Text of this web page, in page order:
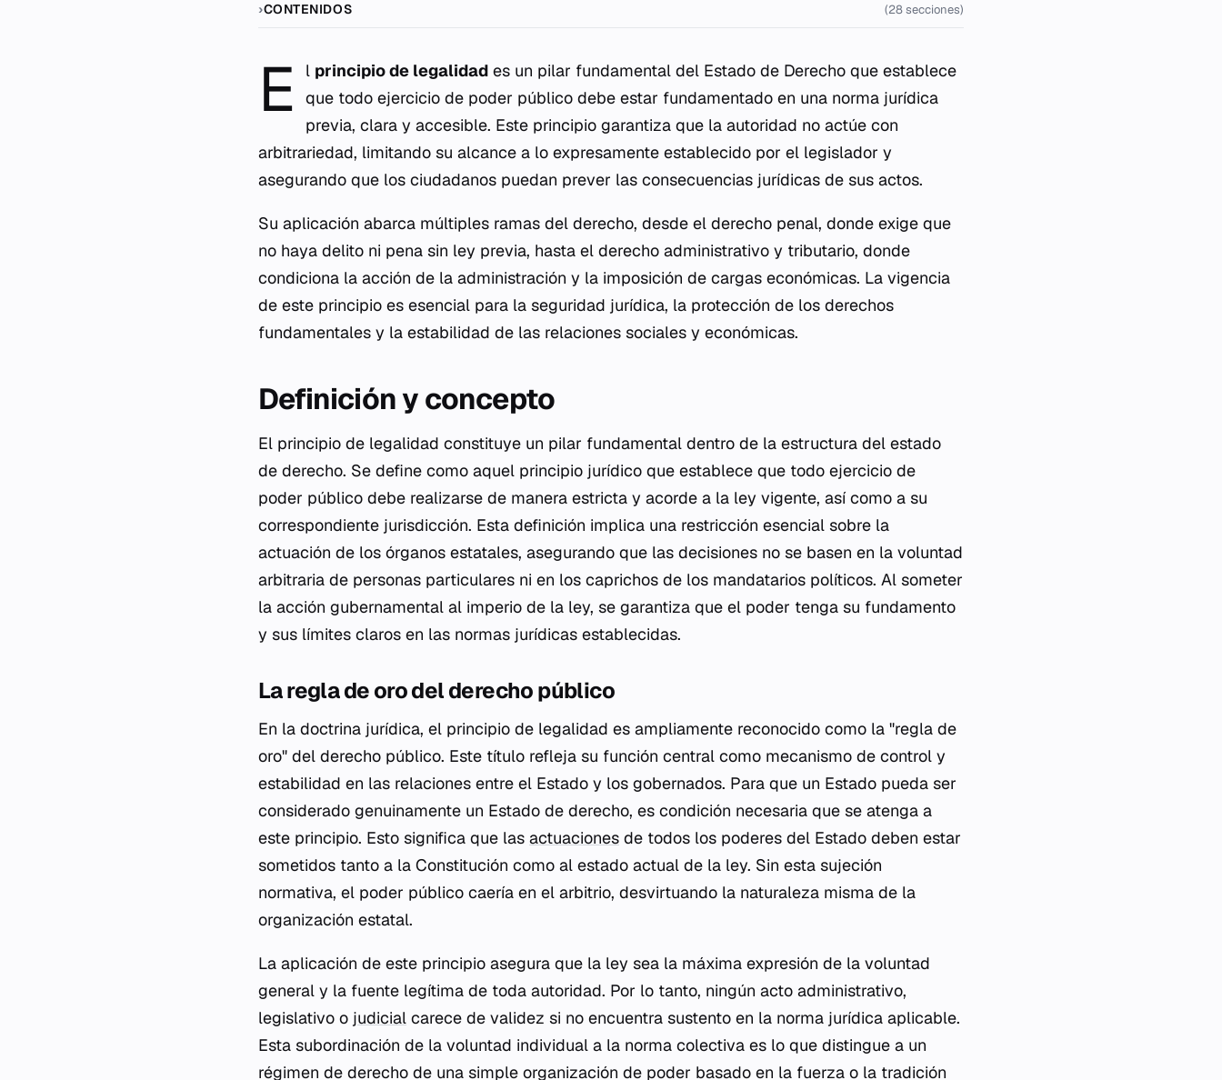
CONTENIDOS (28 secciones)
E l principio de legalidad es un pilar fundamental del Estado de Derecho que establece
que todo ejercicio de poder público debe estar fundamentado en una norma jurídica
previa, clara y accesible. Este principio garantiza que la autoridad no actúe con
arbitrariedad, limitando su alcance a lo expresamente establecido por el legislador y
asegurando que los ciudadanos puedan prever las consecuencias jurídicas de sus actos.
Su aplicación abarca múltiples ramas del derecho, desde el derecho penal, donde exige que
no haya delito ni pena sin ley previa, hasta el derecho administrativo y tributario, donde
condiciona la acción de la administración y la imposición de cargas económicas. La vigencia
de este principio es esencial para la seguridad jurídica, la protección de los derechos
fundamentales y la estabilidad de las relaciones sociales y económicas.
Definición y concepto
El principio de legalidad constituye un pilar fundamental dentro de la estructura del estado
de derecho. Se define como aquel principio jurídico que establece que todo ejercicio de
poder público debe realizarse de manera estricta y acorde a la ley vigente, así como a su
correspondiente jurisdicción. Esta definición implica una restricción esencial sobre la
actuación de los órganos estatales, asegurando que las decisiones no se basen en la voluntad
arbitraria de personas particulares ni en los caprichos de los mandatarios políticos. Al someter
la acción gubernamental al imperio de la ley, se garantiza que el poder tenga su fundamento
y sus límites claros en las normas jurídicas establecidas.
La regla de oro del derecho público
En la doctrina jurídica, el principio de legalidad es ampliamente reconocido como la "regla de
oro" del derecho público. Este título refleja su función central como mecanismo de control y
estabilidad en las relaciones entre el Estado y los gobernados. Para que un Estado pueda ser
considerado genuinamente un Estado de derecho, es condición necesaria que se atenga a
este principio. Esto significa que las actuaciones de todos los poderes del Estado deben estar
sometidos tanto a la Constitución como al estado actual de la ley. Sin esta sujeción
normativa, el poder público caería en el arbitrio, desvirtuando la naturaleza misma de la
organización estatal.
La aplicación de este principio asegura que la ley sea la máxima expresión de la voluntad
general y la fuente legítima de toda autoridad. Por lo tanto, ningún acto administrativo,
legislativo o judicial carece de validez si no encuentra sustento en la norma jurídica aplicable.
Esta subordinación de la voluntad individual a la norma colectiva es lo que distingue a un
régimen de derecho de una simple organización de poder basado en la fuerza o la tradición